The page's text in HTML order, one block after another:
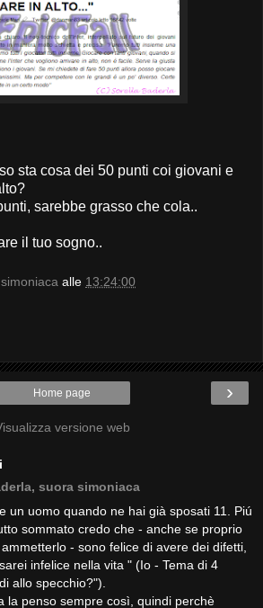
sta cosa dei 50 punti coi giovani e
sarebbe grasso che cola..
il tuo sogno..
alle 13:24:00
›
Home page
versione web
suora simoniaca
un uomo quando ne hai già sposati 11. Piú
sommato credo che - anche se proprio
- sono felice di avere dei difetti,
infelice nella vita " (Io - Tema di 4
allo specchio?").
la penso sempre così, quindi perchè